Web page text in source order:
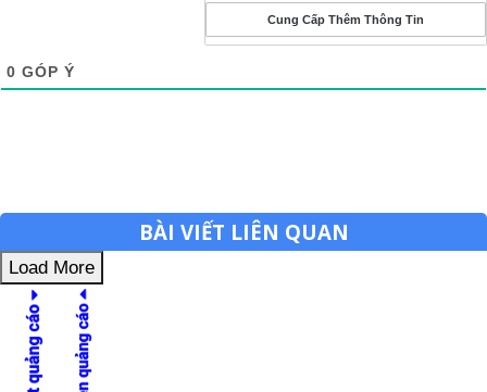
0 GÓP Ý
BÀI VIẾT LIÊN QUAN
Load More
Cung Cấp Thêm Thông Tin